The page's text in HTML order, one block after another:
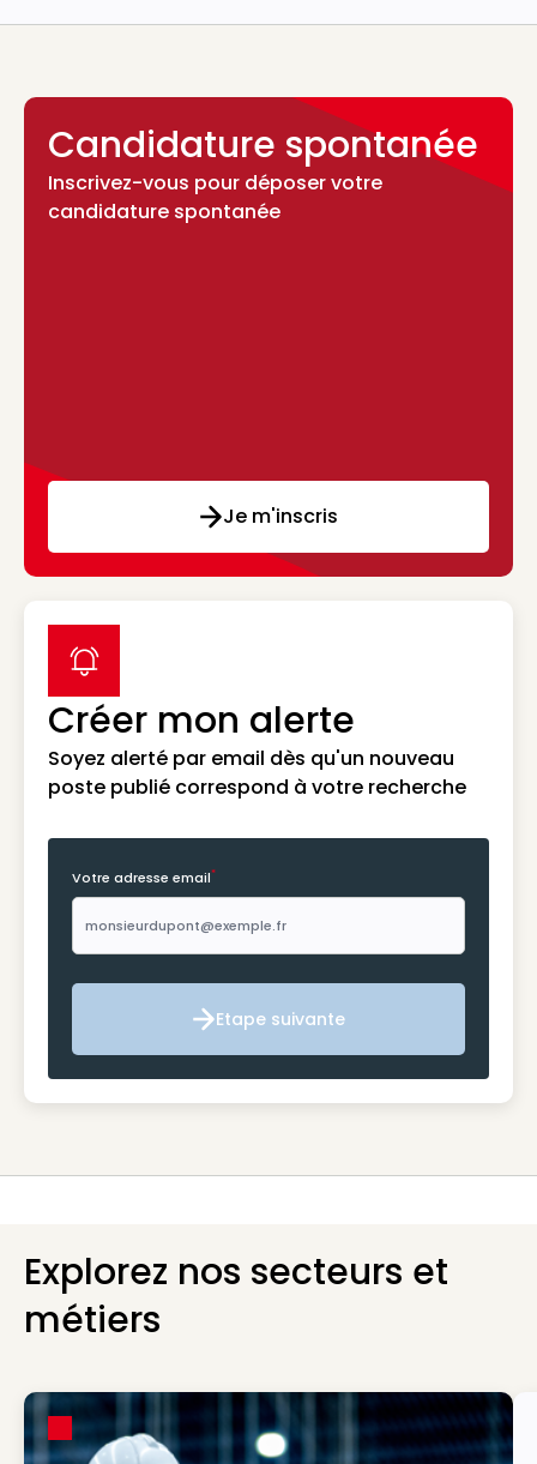
Candidature spontanée
Inscrivez-vous pour déposer votre
candidature spontanée
Je m'inscris
Créer mon alerte
Soyez alerté par email dès qu'un nouveau
poste publié correspond à votre recherche
label icon
Votre adresse email*
Etape suivante
Etape suivante
Explorez nos secteurs et
métiers